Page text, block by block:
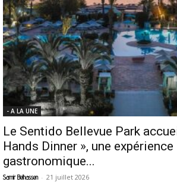
- A LA UNE
Le Sentido Bellevue Park
Hands Dinner », une expérience
gastronomique...
Samir Belhassen - 21 juillet 2026